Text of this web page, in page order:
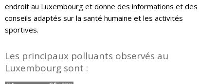
endroit au Luxembourg et donne des informations et des
conseils adaptés sur la santé humaine et les activités
sportives.
Les principaux polluants observés au
Luxembourg sont :